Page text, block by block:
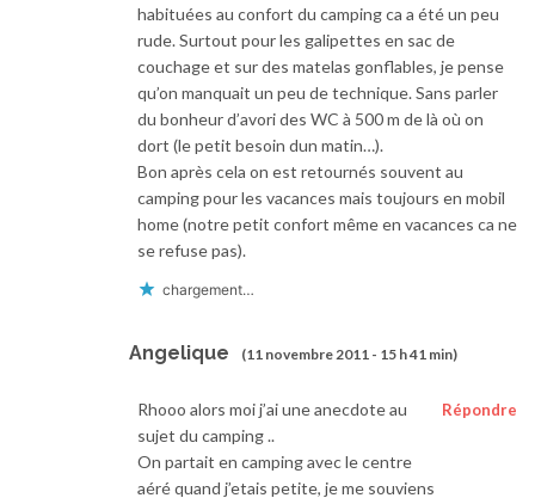
habituées au confort du camping ca a été un peu
rude. Surtout pour les galipettes en sac de
couchage et sur des matelas gonflables, je pense
qu’on manquait un peu de technique. Sans parler
du bonheur d’avori des WC à 500 m de là où on
dort (le petit besoin dun matin…).
Bon après cela on est retournés souvent au
camping pour les vacances mais toujours en mobil
home (notre petit confort même en vacances ca ne
se refuse pas).
chargement…
Angelique (11 novembre 2011 - 15 h 41 min)
Répondre
Rhooo alors moi j’ai une anecdote au
sujet du camping ..
On partait en camping avec le centre
aéré quand j’etais petite, je me souviens